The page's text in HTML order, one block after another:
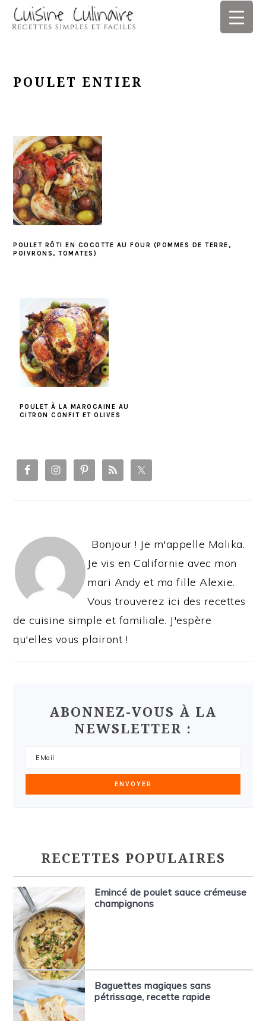
Skip
Skip
Skip
Skip
POULET ENTIER
POULET RÔTI EN COCOTTE AU FOUR (POMMES DE TERRE,
POIVRONS, TOMATES)
POULET À LA MAROCAINE AU
CITRON CONFIT ET OLIVES
SIDEBAR
Bonjour ! Je m'appelle Malika.
Je vis en Californie avec mon
mari Andy et ma fille Alexie.
Vous trouverez ici des recettes
de cuisine simple et familiale. J'espère
qu'elles vous plairont !
ABONNEZ-VOUS À LA
NEWSLETTER :
RECETTES POPULAIRES
Emincé de poulet sauce crémeuse
champignons
Baguettes magiques sans
pétrissage, recette rapide